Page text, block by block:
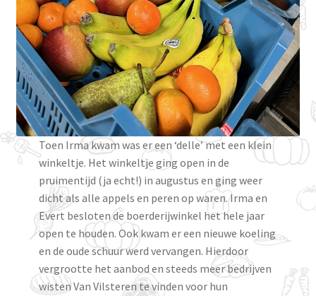
Toen Irma kwam was er een ‘delle’ met een klein
winkeltje. Het winkeltje ging open in de
pruimentijd (ja echt!) in augustus en ging weer
dicht als alle appels en peren op waren. Irma en
Evert besloten de boerderijwinkel het hele jaar
open te houden. Ook kwam er een nieuwe koeling
en de oude schuur werd vervangen. Hierdoor
vergrootte het aanbod en steeds meer bedrijven
wisten Van Vilsteren te vinden voor hun